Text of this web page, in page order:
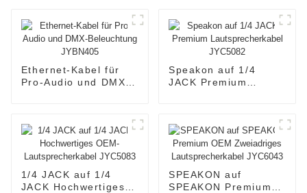
Ethernet-Kabel für
Pro-Audio und DMX-
Speakon auf 1/4
JACK Premium
1/4 JACK auf 1/4
JACK Hochwertiges
SPEAKON auf
SPEAKON Premium